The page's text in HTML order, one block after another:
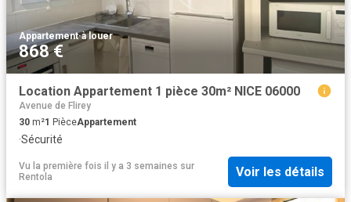
Appartement·à louer
868 €
Location Appartement 1 pièce 30m² NICE 06000
Avenue de Flirey
30 m²1 PièceAppartement
·Sécurité
Vu la première fois il y a 3 semaines sur
Rentola
Voir les détails